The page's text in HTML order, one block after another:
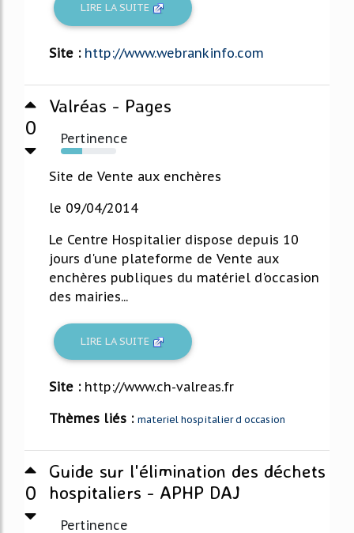
LIRE LA SUITE
Site : http://www.webrankinfo.com
0
Valréas - Pages
Pertinence
38%
Site de Vente aux enchères
le 09/04/2014
Le Centre Hospitalier dispose depuis 10
jours d'une plateforme de Vente aux
enchères publiques du matériel d'occasion
des mairies...
LIRE LA SUITE
Site : http://www.ch-valreas.fr
Thèmes liés : materiel hospitalier d occasion
0
Guide sur l'élimination des déchets
hospitaliers - APHP DAJ
Pertinence